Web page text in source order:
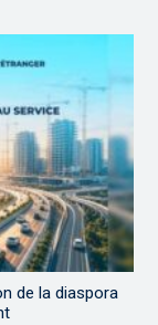
de la diaspora